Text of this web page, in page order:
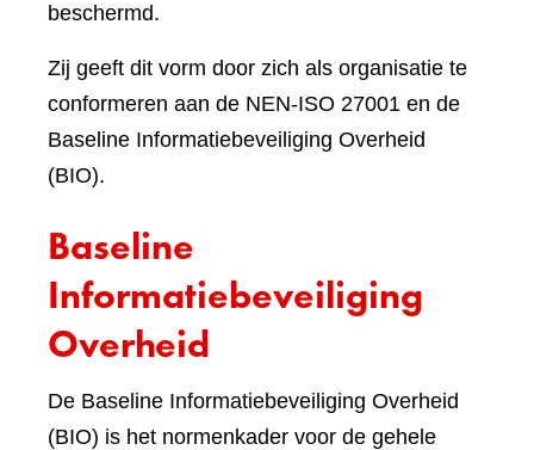
beschermd.
Zij geeft dit vorm door zich als organisatie te
conformeren aan de NEN-ISO 27001 en de
Baseline Informatiebeveiliging Overheid
(BIO).
Baseline
Informatiebeveiliging
Overheid
De Baseline Informatiebeveiliging Overheid
(BIO) is het normenkader voor de gehele